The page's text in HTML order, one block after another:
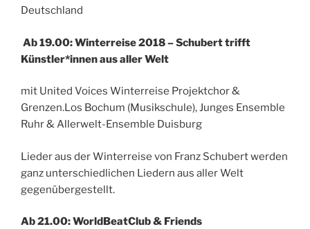
Deutschland
Ab 19.00: Winterreise 2018 – Schubert trifft
Künstler*innen aus aller Welt
mit United Voices Winterreise Projektchor &
Grenzen.Los Bochum (Musikschule), Junges Ensemble
Ruhr & Allerwelt-Ensemble Duisburg
Lieder aus der Winterreise von Franz Schubert werden
ganz unterschiedlichen Liedern aus aller Welt
gegenübergestellt.
Ab 21.00:WorldBeatClub & Friends